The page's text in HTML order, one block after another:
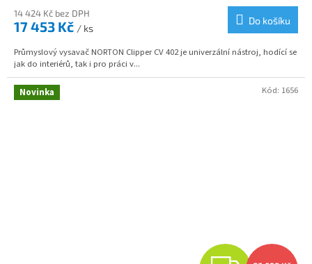
M
A
14 424 Kč bez DPH
17 453 Kč / ks
Do košíku
Průmyslový vysavač NORTON Clipper CV 402 je univerzální nástroj, hodící se
jak do interiérů, tak i pro práci v...
Novinka Kód: 1656